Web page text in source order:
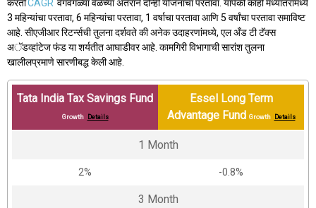
करतोCAGR वेगवेगळ्या वेळेच्या अंतराने दोन्ही योजनांचा परतावा. यापैकी काही मध्यांतरांमध्ये
3 महिन्यांचा परतावा, 6 महिन्यांचा परतावा, 1 वर्षाचा परतावा आणि 5 वर्षांचा परतावा समाविष्ट
आहे. सीएजीआर रिटर्न्सची तुलना दर्शवते की अनेक उदाहरणांमध्ये, एल अँड टी टॅक्स
अॅडव्हांटेज फंड या शर्यतीत आघाडीवर आहे. कामगिरी विभागाची सारांश तुलना
खालीलप्रमाणे सारणीबद्ध केली आहे.
Tata India Tax Savings Fund
Growth Details
Essel Long Term
Advantage Fund Growth Details
1 Month
2% -0.8%
3 Month